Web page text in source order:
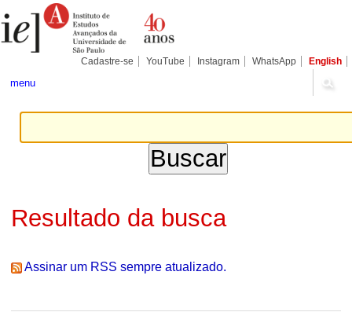
para
conteúdo.
Pessoais
Cadastre-se YouTube Instagram WhatsApp English
menu
Resultado da busca
Assinar um RSS sempre atualizado.